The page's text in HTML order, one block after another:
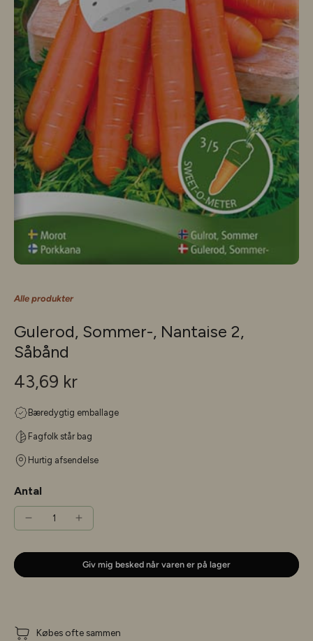
Alle produkter
Gulerod, Sommer-, Nantaise 2,
Såbånd
43,69 kr
Bæredygtig emballage
Fagfolk står bag
Hurtig afsendelse
Antal
Giv mig besked når varen er på lager
Købes ofte sammen